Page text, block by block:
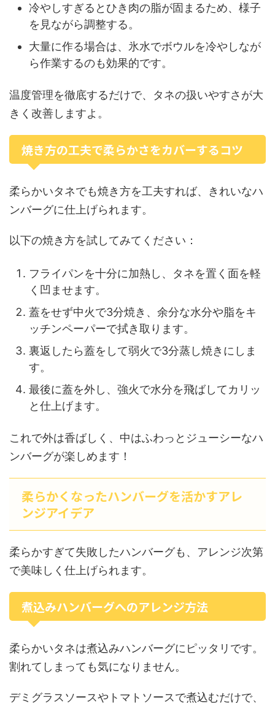
冷やしすぎるとひき肉の脂が固まるため、様子
を見ながら調整する。
大量に作る場合は、氷水でボウルを冷やしなが
ら作業するのも効果的です。
温度管理を徹底するだけで、タネの扱いやすさが大
きく改善しますよ。
焼き方の工夫で柔らかさをカバーするコツ
柔らかいタネでも焼き方を工夫すれば、きれいなハ
ンバーグに仕上げられます。
以下の焼き方を試してみてください：
フライパンを十分に加熱し、タネを置く面を軽
く凹ませます。
蓋をせず中火で3分焼き、余分な水分や脂をキ
ッチンペーパーで拭き取ります。
裏返したら蓋をして弱火で3分蒸し焼きにしま
す。
最後に蓋を外し、強火で水分を飛ばしてカリッ
と仕上げます。
これで外は香ばしく、中はふわっとジューシーなハ
ンバーグが楽しめます！
柔らかくなったハンバーグを活かすアレ
ンジアイデア
柔らかすぎて失敗したハンバーグも、アレンジ次第
で美味しく仕上げられます。
煮込みハンバーグへのアレンジ方法
柔らかいタネは煮込みハンバーグにピッタリです。
割れてしまっても気になりません。
デミグラスソースやトマトソースで煮込むだけで、